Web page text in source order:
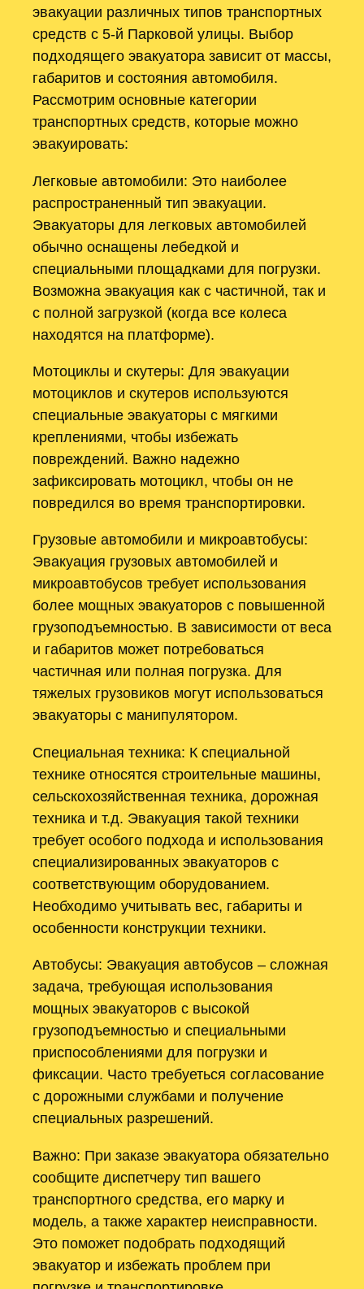
эвакуации различных типов транспортных
средств с 5-й Парковой улицы. Выбор
подходящего эвакуатора зависит от массы,
габаритов и состояния автомобиля.
Рассмотрим основные категории
транспортных средств, которые можно
эвакуировать:
Легковые автомобили: Это наиболее
распространенный тип эвакуации.
Эвакуаторы для легковых автомобилей
обычно оснащены лебедкой и
специальными площадками для погрузки.
Возможна эвакуация как с частичной, так и
с полной загрузкой (когда все колеса
находятся на платформе).
Мотоциклы и скутеры: Для эвакуации
мотоциклов и скутеров используются
специальные эвакуаторы с мягкими
креплениями, чтобы избежать
повреждений. Важно надежно
зафиксировать мотоцикл, чтобы он не
повредился во время транспортировки.
Грузовые автомобили и микроавтобусы:
Эвакуация грузовых автомобилей и
микроавтобусов требует использования
более мощных эвакуаторов с повышенной
грузоподъемностью. В зависимости от веса
и габаритов может потребоваться
частичная или полная погрузка. Для
тяжелых грузовиков могут использоваться
эвакуаторы с манипулятором.
Специальная техника: К специальной
технике относятся строительные машины,
сельскохозяйственная техника, дорожная
техника и т.д. Эвакуация такой техники
требует особого подхода и использования
специализированных эвакуаторов с
соответствующим оборудованием.
Необходимо учитывать вес, габариты и
особенности конструкции техники.
Автобусы: Эвакуация автобусов – сложная
задача, требующая использования
мощных эвакуаторов с высокой
грузоподъемностью и специальными
приспособлениями для погрузки и
фиксации. Часто требуеться согласование
с дорожными службами и получение
специальных разрешений.
Важно: При заказе эвакуатора обязательно
сообщите диспетчеру тип вашего
транспортного средства, его марку и
модель, а также характер неисправности.
Это поможет подобрать подходящий
эвакуатор и избежать проблем при